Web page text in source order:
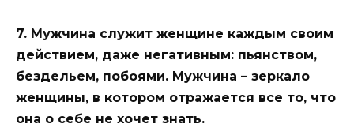
7. Мужчина служит женщине каждым своим
действием, даже негативным: пьянством,
бездельем, побоями. Мужчина – зеркало
женщины, в котором отражается все то, что
она о себе не хочет знать.